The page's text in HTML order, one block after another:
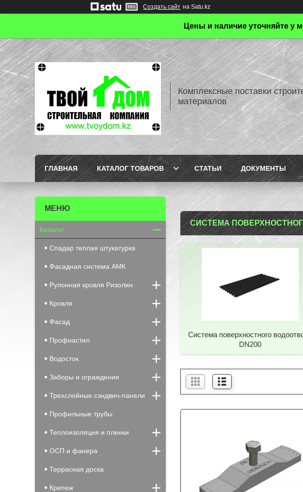
Создать сайт на Satu.kz
Цены и наличие уточняйте у
Комплексные поставки
материалов
ГЛАВНАЯ КАТАЛОГ ТОВАРОВ СТАТЬИ ДОКУМЕНТЫ
СИСТЕМА
Система поверхностного
DN200
Каталог
Спадар теплая штукатурка
Фасадная система АМК
Рулонная кровля Ризолин
Кровля
Фасад
Профнастил
Водосток
Заборы и ограждения
Трехслойные сэндвич-панели
Профильные трубы
Теплоизоляция и пленки
ОСП и фанера
Террасная доска
Крепеж